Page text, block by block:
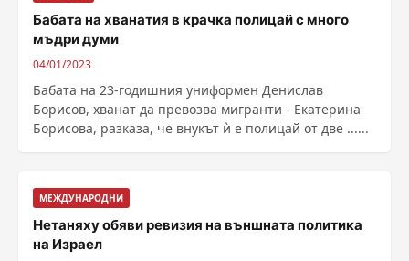
Бабата на хванатия в крачка полицай с много
мъдри думи
04/01/2023
Бабата на 23-годишния униформен Денислав
Борисов, хванат да превозва мигранти - Екатерина
Борисова, разказа, че внукът ѝ е полицай от две ......
МЕЖДУНАРОДНИ
Нетаняху обяви ревизия на външната политика
на Израел